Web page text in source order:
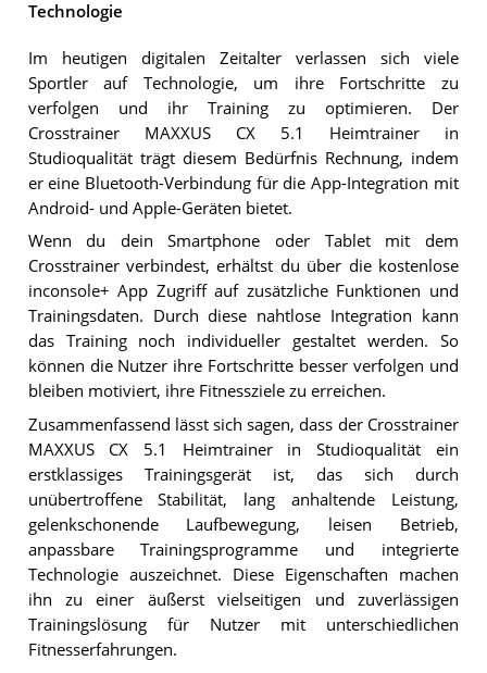
Technologie
Im heutigen digitalen Zeitalter verlassen sich viele
Sportler auf Technologie, um ihre Fortschritte zu
verfolgen und ihr Training zu optimieren. Der
Crosstrainer MAXXUS CX 5.1 Heimtrainer in
Studioqualität trägt diesem Bedürfnis Rechnung, indem
er eine Bluetooth-Verbindung für die App-Integration mit
Android- und Apple-Geräten bietet.
Wenn du dein Smartphone oder Tablet mit dem
Crosstrainer verbindest, erhältst du über die kostenlose
inconsole+ App Zugriff auf zusätzliche Funktionen und
Trainingsdaten. Durch diese nahtlose Integration kann
das Training noch individueller gestaltet werden. So
können die Nutzer ihre Fortschritte besser verfolgen und
bleiben motiviert, ihre Fitnessziele zu erreichen.
Zusammenfassend lässt sich sagen, dass der Crosstrainer
MAXXUS CX 5.1 Heimtrainer in Studioqualität ein
erstklassiges Trainingsgerät ist, das sich durch
unübertroffene Stabilität, lang anhaltende Leistung,
gelenkschonende Laufbewegung, leisen Betrieb,
anpassbare Trainingsprogramme und integrierte
Technologie auszeichnet. Diese Eigenschaften machen
ihn zu einer äußerst vielseitigen und zuverlässigen
Trainingslösung für Nutzer mit unterschiedlichen
Fitnesserfahrungen.